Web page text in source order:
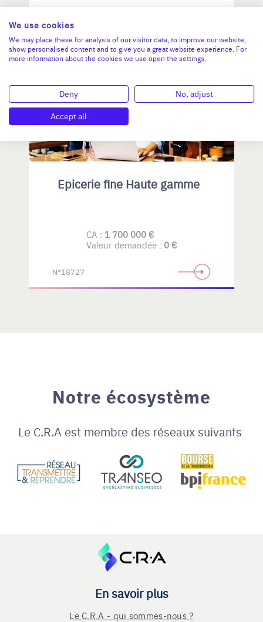
N°18757
Epicerie fine Haute gamme
CA : 1 700 000 €
Valeur demandée : 0 €
N°18727
Notre écosystème
Le C.R.A est membre des réseaux suivants
En savoir plus
Le C.R.A - qui sommes-nous ?
We use cookies
We may place these for analysis of our visitor data, to improve our website,
show personalised content and to give you a great website experience. For
more information about the cookies we use open the settings.
Deny
No, adjust
Accept all